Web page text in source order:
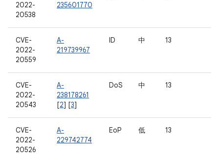
2022-
20538
235601770
CVE-
2022-
20559
A-
219739967
ID 中 13
CVE-
2022-
20543
A-
238178261
[2] [3]
DoS 中 13
CVE-
2022-
20526
A-
229742774
EoP 低 13